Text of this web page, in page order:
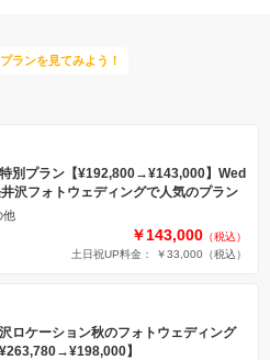
ランを見てみよう！
別プラン【¥192,800→¥143,000】Wed
沢フォトウェディングで人気のプラン
他
￥143,000 （税込）
土日祝UP料金： ￥33,000 （税込）
ケーション秋のフォトウェディング
】